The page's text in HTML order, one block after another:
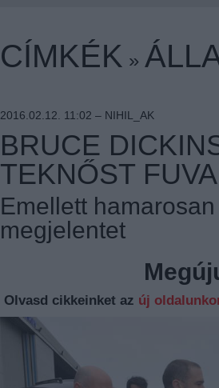
CÍMKÉK »
2016.02.12. 11:02 – NIHIL_AK
BRUCE
TEKNŐST
Emellett
megjelentet
Olvasd cikkeinket az új